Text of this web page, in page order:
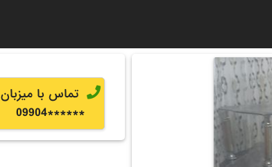
تماس با میزبان
******
09904